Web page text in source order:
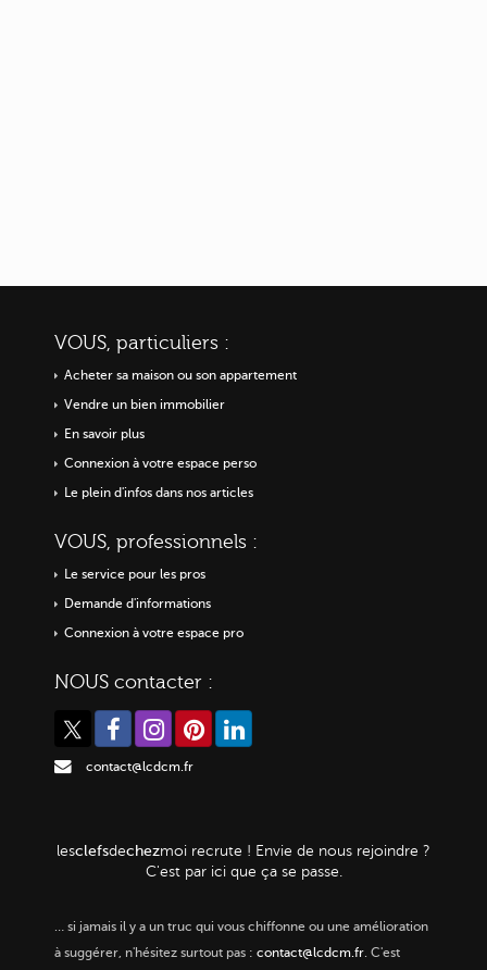
VOUS, particuliers :
Acheter sa maison ou son appartement
Vendre un bien immobilier
En savoir plus
Connexion à votre espace perso
Le plein d'infos dans nos articles
VOUS, professionnels :
Le service pour les pros
Demande d'informations
Connexion à votre espace pro
NOUS contacter :
contact@lcdcm.fr
lesclefsdechezmoi recrute ! Envie de nous rejoindre ?
C'est par ici que ça se passe.
… si jamais il y a un truc qui vous chiffonne ou une amélioration
à suggérer, n'hésitez surtout pas : contact@lcdcm.fr. C'est